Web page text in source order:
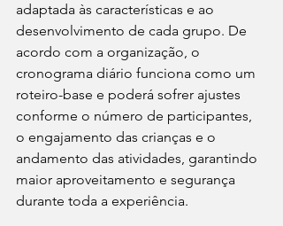
adaptada às características e ao
desenvolvimento de cada grupo. De
acordo com a organização, o
cronograma diário funciona como um
roteiro-base e poderá sofrer ajustes
conforme o número de participantes,
o engajamento das crianças e o
andamento das atividades, garantindo
maior aproveitamento e segurança
durante toda a experiência.